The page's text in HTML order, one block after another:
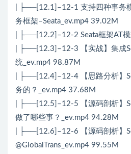
| ├──[12.1]–12-1 支持四种事务
务框架–Seata_ev.mp4 39.02M
| ├──[12.2]–12-2 Seata框架AT
| ├──[12.3]–12-3 【实战】集成
统_ev.mp4 98.87M
| ├──[12.4]–12-4 【思路分析】
务的？_ev.mp4 37.68M
| ├──[12.5]–12-5 【源码剖析】
做了哪些事？_ev.mp4 94.28M
| ├──[12.6]–12-6 【源码剖析】
@GlobalTrans_ev.mp4 99.55M